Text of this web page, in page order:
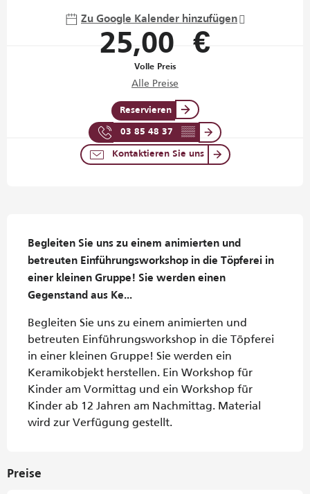
Zu Google Kalender hinzufügen
25,00 €
Volle Preis
Alle Preise
Reservieren
03 85 48 37 ▒▒
Kontaktieren Sie uns
Begleiten Sie uns zu einem animierten und
betreuten Einführungsworkshop in die Töpferei in
einer kleinen Gruppe! Sie werden einen
Gegenstand aus Ke...
Begleiten Sie uns zu einem animierten und
betreuten Einführungsworkshop in die Töpferei
in einer kleinen Gruppe! Sie werden ein
Keramikobjekt herstellen. Ein Workshop für
Kinder am Vormittag und ein Workshop für
Kinder ab 12 Jahren am Nachmittag. Material
wird zur Verfügung gestellt.
Preise